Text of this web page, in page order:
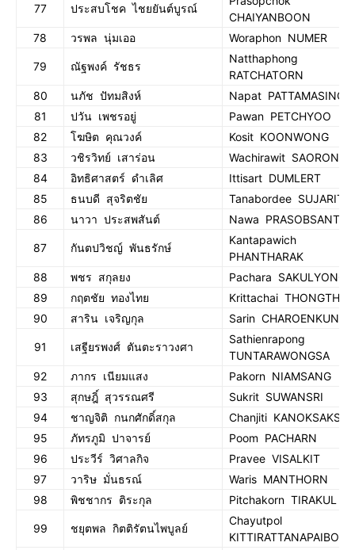
77 ประสบโชค ไชยยันต์บูรณ์
CHAIYANBOON
78
วรพล นุ่มเออ Woraphon NUMER
79 ณัฐพงค์ รัชธร
Natthaphong
RATCHATORN
80
นภัช ปัทมสิงห์
Napat PATTAMASING
81
ปวัน เพชรอยู่
Pawan PETCHYOO
82
โฆษิต คุณวงค์
Kosit KOONWONG
83
วชิรวิทย์ เสาร่อน
Wachirawit SAORON
84
อิทธิศาสตร์ ดำเลิศ
Ittisart DUMLERT
85
ธนบดี สุจริตชัย
Tanabordee
86
นาวา ประสพสันต์ Nawa PRASOBSANT
87 กันตปวิชญ์ พันธรักษ์
Kantapawich
PHANTHARAK
88
พชร สกุลยง
Pachara SAKULYONG
89
กฤตชัย ทองไทย
Krittachai THONGTHAI
90
สาริน เจริญกุล Sarin CHAROENKUN
91 เสฐียรพงศ์ ตันตะราวงศา
Sathienrapong
TUNTARAWONGSA
92
ภากร เนียมแสง
Pakorn NIAMSANG
93
สุกษฎิ์ สุวรรณศรี
Sukrit SUWANSRI
94
ชาญจิติ กนกศักดิ์สกุล
Chanjiti
95
ภัทรภูมิ ปาจารย์
Poom PACHARN
96
ประวีร์ วิศาลกิจ
Pravee VISALKIT
97
วาริษ มั่นธรณ์
Waris MANTHORN
98
พิชชากร ติระกุล Pitchakorn TIRAKUL
99 ชยุตพล กิตติรัตนไพบูลย์
Chayutpol